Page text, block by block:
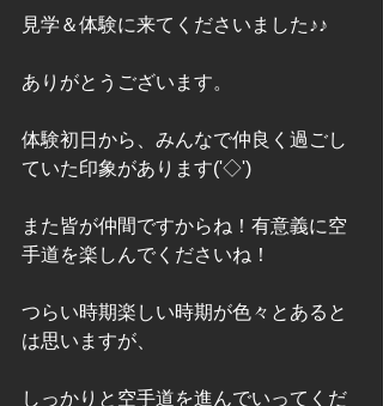
見学＆体験に来てくださいました♪♪
ありがとうございます。
体験初日から、みんなで仲良く過ごし
ていた印象があります('◇')ゞ
また皆が仲間ですからね！有意義に空
手道を楽しんでくださいね！
つらい時期楽しい時期が色々とあると
は思いますが、
しっかりと空手道を進んでいってくだ